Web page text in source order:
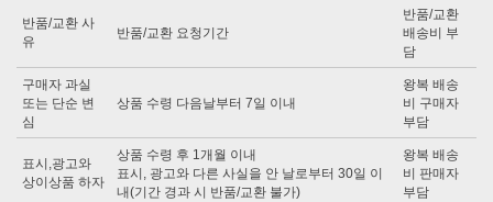
반품/교환 사
유
반품/교환 요청기간
반품/교환
배송비 부
담
구매자 과실
또는 단순 변
심
상품 수령 다음날부터 7일 이내
왕복 배송
비 구매자
부담
표시,광고와
상이상품 하자
상품 수령 후 1개월 이내
표시, 광고와 다른 사실을 안 날로부터 30일 이
내(기간 경과 시 반품/교환 불가)
왕복 배송
비 판매자
부담